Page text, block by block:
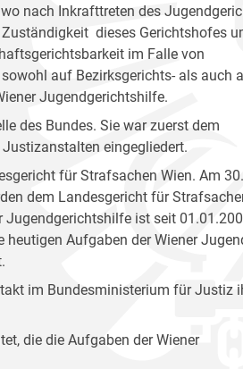
nach Inkrafttreten des
dieses Gerichtshofes
im Falle von
auf Bezirksgerichts- als auch
Jugendgerichtshilfe.
des Bundes. Sie war zuerst dem
eingegliedert.
für Strafsachen Wien. Am
dem Landesgericht für
Jugendgerichtshilfe ist seit
Aufgaben der Wiener
im Bundesministerium für Justiz
die die Aufgaben der Wiener